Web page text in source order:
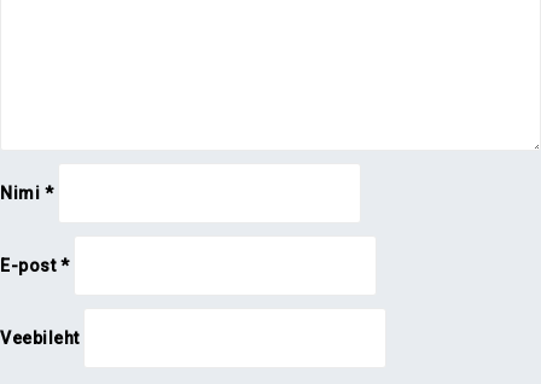
Nimi *
E-post*
Veebileht